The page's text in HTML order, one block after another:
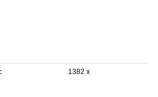
1382 x